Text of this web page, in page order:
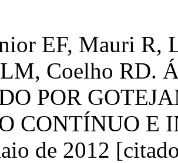
EF, Mauri R,
Coelho RD.
POR
CONTÍNUO E
de 2012